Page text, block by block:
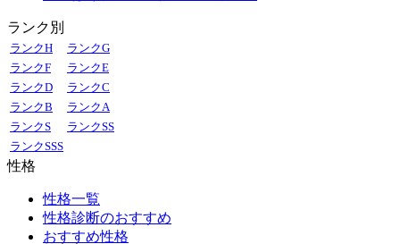
ランク別
ランクH
ランクG
ランクF
ランクE
ランクD
ランクC
ランクB
ランクA
ランクS
ランクSS
ランクSSS
性格
性格一覧
性格診断のおすすめ
おすすめ性格